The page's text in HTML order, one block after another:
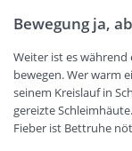
Bewegung ja,
Weiter ist es
bewegen. Wer warm
seinem Kreislauf in
gereizte
Fieber ist Bettruhe